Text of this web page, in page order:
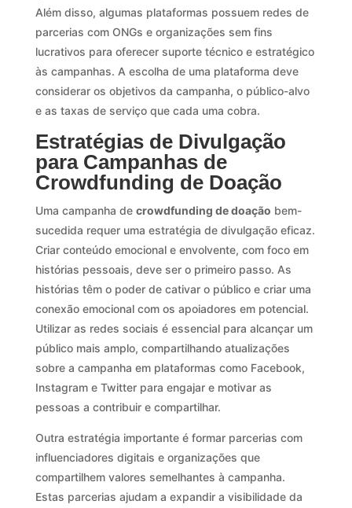
Além disso, algumas plataformas possuem redes de
parcerias com ONGs e organizações sem fins
lucrativos para oferecer suporte técnico e estratégico
às campanhas. A escolha de uma plataforma deve
considerar os objetivos da campanha, o público-alvo
e as taxas de serviço que cada uma cobra.
Estratégias de Divulgação
para Campanhas de
Crowdfunding de Doação
Uma campanha de crowdfunding de doação bem-
sucedida requer uma estratégia de divulgação eficaz.
Criar conteúdo emocional e envolvente, com foco em
histórias pessoais, deve ser o primeiro passo. As
histórias têm o poder de cativar o público e criar uma
conexão emocional com os apoiadores em potencial.
Utilizar as redes sociais é essencial para alcançar um
público mais amplo, compartilhando atualizações
sobre a campanha em plataformas como Facebook,
Instagram e Twitter para engajar e motivar as
pessoas a contribuir e compartilhar.
Outra estratégia importante é formar parcerias com
influenciadores digitais e organizações que
compartilhem valores semelhantes à campanha.
Estas parcerias ajudam a expandir a visibilidade da